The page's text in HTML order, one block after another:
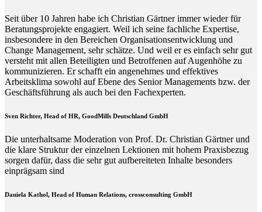
Seit über 10 Jahren habe ich Christian Gärtner immer wieder für
Beratungsprojekte engagiert. Weil ich seine fachliche Expertise,
insbesondere in den Bereichen Organisationsentwicklung und
Change Management, sehr schätze. Und weil er es einfach sehr gut
versteht mit allen Beteiligten und Betroffenen auf Augenhöhe zu
kommunizieren. Er schafft ein angenehmes und effektives
Arbeitsklima sowohl auf Ebene des Senior Managements bzw. der
Geschäftsführung als auch bei den Fachexperten.
Sven Richter, Head of HR, GoodMills Deutschland GmbH
Die unterhaltsame Moderation von Prof. Dr. Christian Gärtner und
die klare Struktur der einzelnen Lektionen mit hohem Praxisbezug
sorgen dafür, dass die sehr gut aufbereiteten Inhalte besonders
einprägsam sind
Daniela Kathol, Head of Human Relations, crossconsulting GmbH